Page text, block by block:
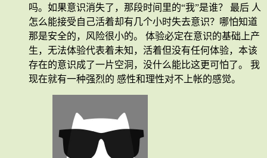
吗。如果意识消失了，那段时间里的“我”是谁？ 最后 人
怎么能接受自己活着却有几个小时失去意识？哪怕知道
那是安全的，风险很小的。 体验必定在意识的基础上产
生，无法体验代表着未知，活着但没有任何体验，本该
存在的意识成了一片空洞，没什么能比这更可怕了。 我
现在就有一种强烈的 感性和理性对不上帐的感觉。